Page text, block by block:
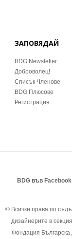
ЗАПОВЯДАЙ
BDG Newsletter
Доброволец!
Списък Членове
BDG Плюсове
Регистрация
BDG във Facebook
© Всички права по
дизайнерите в
Фондация